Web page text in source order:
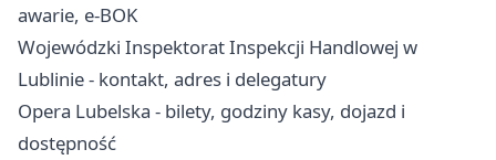
awarie, e-BOK
Wojewódzki Inspektorat Inspekcji Handlowej w
Lublinie - kontakt, adres i delegatury
Opera Lubelska - bilety, godziny kasy, dojazd i
dostępność